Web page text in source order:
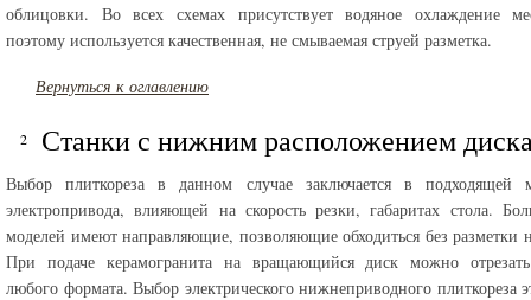
облицовки. Во всех схемах присутствует водяное охлаждение
поэтому используется качественная, не смываемая струей разметка.
Вернуться к оглавлению
Станки с нижним расположением
Выбор плиткореза в данном случае заключается в подходящей
электропривода, влияющей на скорость резки, габаритах стола.
моделей имеют направляющие, позволяющие обходиться без разметки
При подаче керамогранита на вращающийся диск можно
любого формата. Выбор электрического нижнеприводного плиткореза